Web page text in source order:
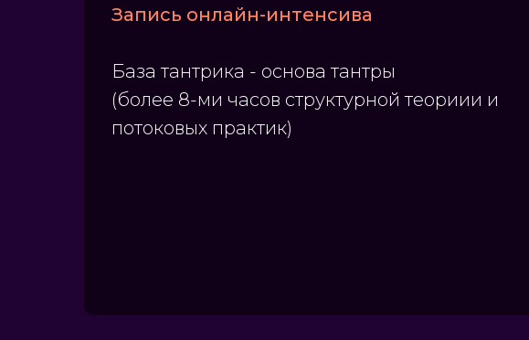
Запись онлайн-интенсива
База тантрика - основа тантры
(более 8-ми часов структурной теориии и
потоковых практик)